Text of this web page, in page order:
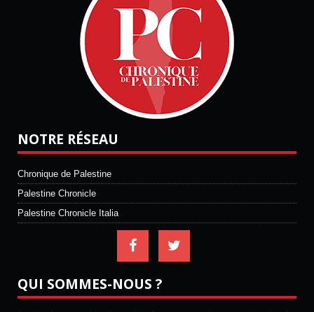
NOTRE RÉSEAU
Chronique de Palestine
Palestine Chronicle
Palestine Chronicle Italia
QUI SOMMES-NOUS ?